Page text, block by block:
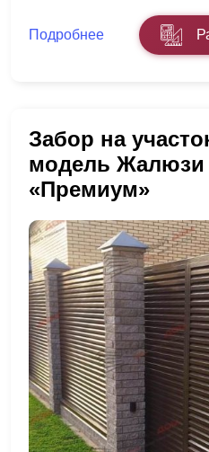
Подробнее
Забор на
модель Жалюзи
«Премиум»